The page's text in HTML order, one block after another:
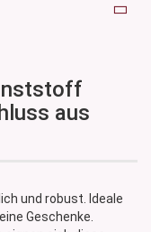
aus
und robust. Ideale
Geschenke.